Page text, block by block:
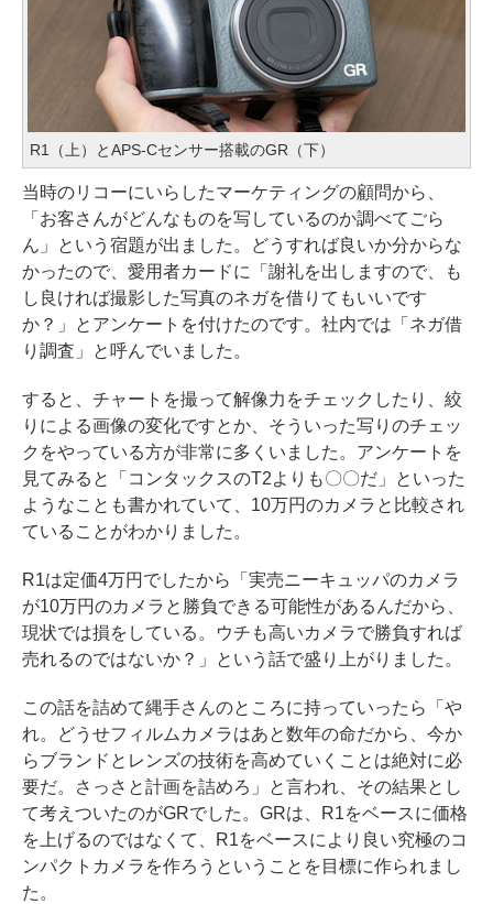
R1（上）とAPS-Cセンサー搭載のGR（下）
当時のリコーにいらしたマーケティングの顧問から、
「お客さんがどんなものを写しているのか調べてごら
ん」という宿題が出ました。どうすれば良いか分からな
かったので、愛用者カードに「謝礼を出しますので、も
し良ければ撮影した写真のネガを借りてもいいです
か？」とアンケートを付けたのです。社内では「ネガ借
り調査」と呼んでいました。
すると、チャートを撮って解像力をチェックしたり、絞
りによる画像の変化ですとか、そういった写りのチェッ
クをやっている方が非常に多くいました。アンケートを
見てみると「コンタックスのT2よりも〇〇だ」といった
ようなことも書かれていて、10万円のカメラと比較され
ていることがわかりました。
R1は定価4万円でしたから「実売ニーキュッパのカメラ
が10万円のカメラと勝負できる可能性があるんだから、
現状では損をしている。ウチも高いカメラで勝負すれば
売れるのではないか？」という話で盛り上がりました。
この話を詰めて縄手さんのところに持っていったら「や
れ。どうせフィルムカメラはあと数年の命だから、今か
らブランドとレンズの技術を高めていくことは絶対に必
要だ。さっさと計画を詰めろ」と言われ、その結果とし
て考えついたのがGRでした。GRは、R1をベースに価格
を上げるのではなくて、R1をベースにより良い究極のコ
ンパクトカメラを作ろうということを目標に作られまし
た。